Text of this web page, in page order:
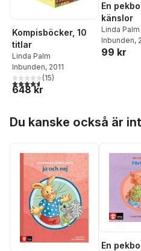
Kompisböcker, 10
titlar
Linda Palm
Inbunden, 2011
4,6utav 5 stjärnor. Totalt antal röster:
(15)
648 kr
En
känslor
Linda Palm
Inbunden,
99 kr
Du kanske också är
En